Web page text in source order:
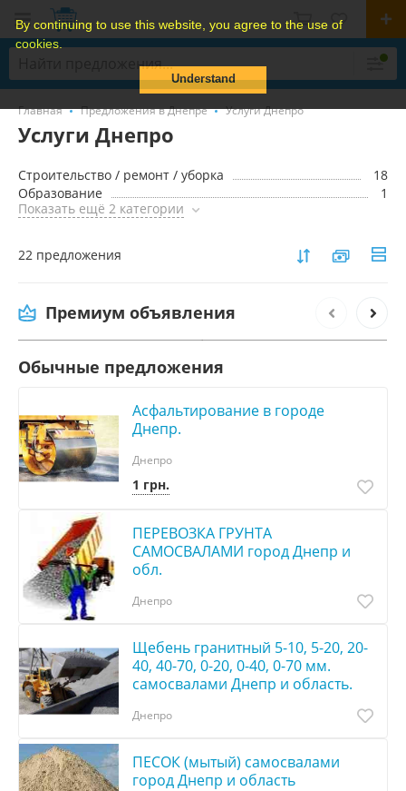
By continuing to use this website, you agree to the use of
cookies.
Understand
Главная Предложения в Днепре Услуги Днепро
Услуги Днепро
Строительство / ремонт / уборка
18
Образование
1
Показать ещё 2 категории
22 предложения
Премиум объявления
Услуги по вывозу мебели Киев, утилизация
1 000 грн.
Обычные предложения
Асфальтирование в городе
Днепр.
1 грн.
Днепро
ПЕРЕВОЗКА ГРУНТА
САМОСВАЛАМИ город Днепр и
обл.
Днепро
Щебень гранитный 5-10, 5-20, 20-
40, 40-70, 0-20, 0-40, 0-70 мм.
самосвалами Днепр и область.
Днепро
ПЕСОК (мытый) самосвалами
город Днепр и область